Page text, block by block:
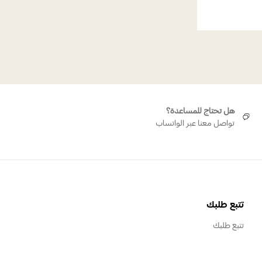
هل تحتاج للمساعدة؟
تواصل معنا عبر الواتساب
تتبع طلبك
تتبع طلبك